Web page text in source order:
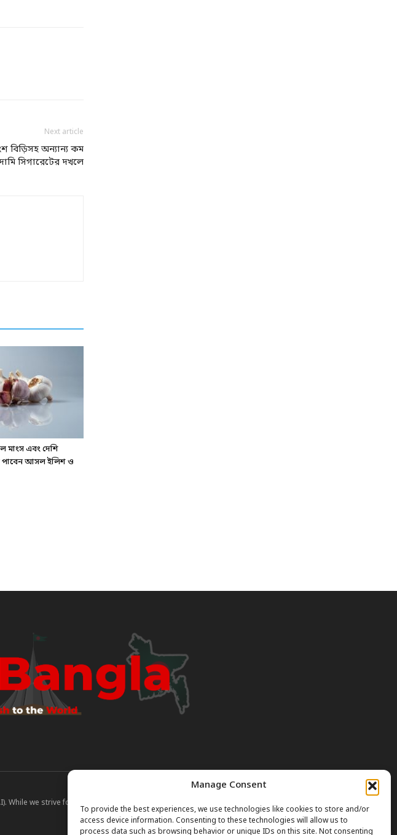
Manage Consent
To provide the best experiences, we use technologies like cookies to store and/or
access device information. Consenting to these technologies will allow us to
process data such as browsing behavior or unique IDs on this site. Not consenting
Next article
বিড়িসহ অন্যান্য কম
সিগারেটের দখলে
মাংস এবং দেশি
পাবেন আসল ইলিশ ও
we strive for accuracy, AI can occasionally produce incorrect or outdated